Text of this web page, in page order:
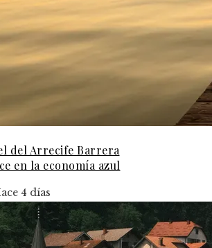
del Arrecife Barrera
en la economía azul
4 días